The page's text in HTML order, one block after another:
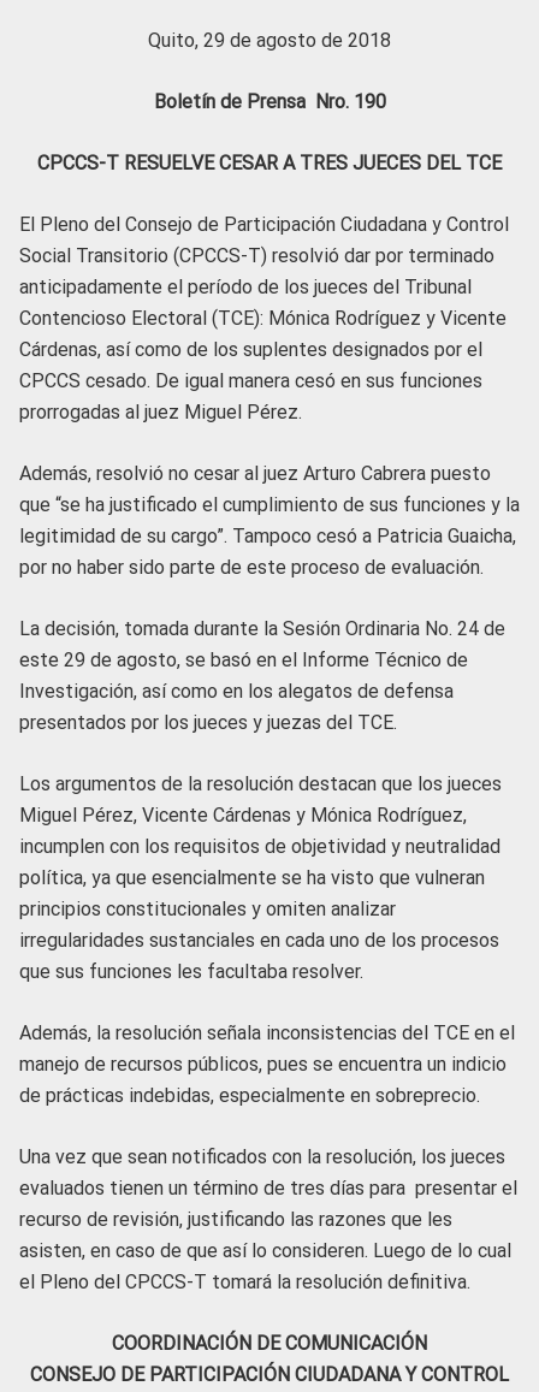
Quito, 29 de agosto de 2018
Boletín de Prensa Nro. 190
CPCCS-T RESUELVE CESAR A TRES JUECES DEL TCE
El Pleno del Consejo de Participación Ciudadana y Control
Social Transitorio (CPCCS-T) resolvió dar por terminado
anticipadamente el período de los jueces del Tribunal
Contencioso Electoral (TCE): Mónica Rodríguez y Vicente
Cárdenas, así como de los suplentes designados por el
CPCCS cesado. De igual manera cesó en sus funciones
prorrogadas al juez Miguel Pérez.
Además, resolvió no cesar al juez Arturo Cabrera puesto
que “se ha justificado el cumplimiento de sus funciones y la
legitimidad de su cargo”. Tampoco cesó a Patricia Guaicha,
por no haber sido parte de este proceso de evaluación.
La decisión, tomada durante la Sesión Ordinaria No. 24 de
este 29 de agosto, se basó en el Informe Técnico de
Investigación, así como en los alegatos de defensa
presentados por los jueces y juezas del TCE.
Los argumentos de la resolución destacan que los jueces
Miguel Pérez, Vicente Cárdenas y Mónica Rodríguez,
incumplen con los requisitos de objetividad y neutralidad
política, ya que esencialmente se ha visto que vulneran
principios constitucionales y omiten analizar
irregularidades sustanciales en cada uno de los procesos
que sus funciones les facultaba resolver.
Además, la resolución señala inconsistencias del TCE en el
manejo de recursos públicos, pues se encuentra un indicio
de prácticas indebidas, especialmente en sobreprecio.
Una vez que sean notificados con la resolución, los jueces
evaluados tienen un término de tres días para presentar el
recurso de revisión, justificando las razones que les
asisten, en caso de que así lo consideren. Luego de lo cual
el Pleno del CPCCS-T tomará la resolución definitiva.
COORDINACIÓN DE COMUNICACIÓN
CONSEJO DE PARTICIPACIÓN CIUDADANA Y CONTROL